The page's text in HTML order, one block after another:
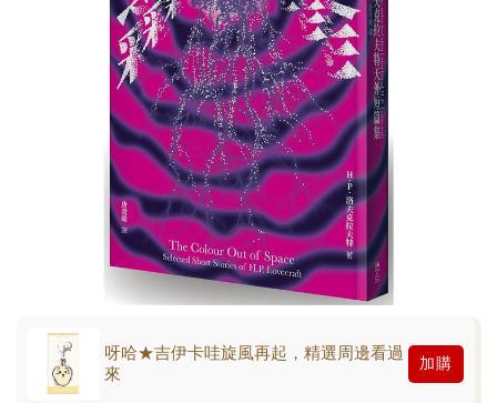
呀哈★吉伊卡哇旋風再起，精選周邊看過
來
加購